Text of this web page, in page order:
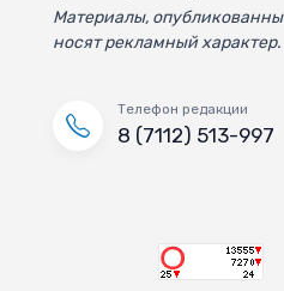
Материалы,
носят рекламный
Телефон редакции
8 (7112) 513-997